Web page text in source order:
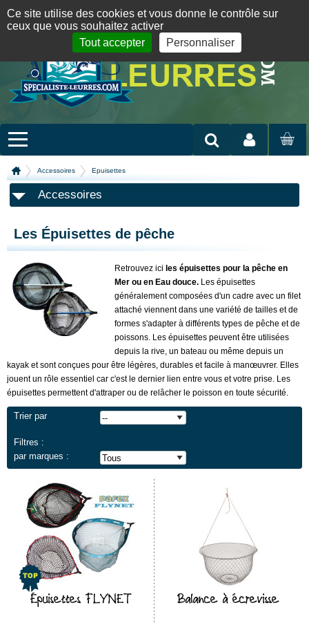
09 72 36 55 01 06 08 07 98 87 English version
MON
Accessoires Epuisettes
Accessoires
Les Épuisettes de pêche
Retrouvez ici les épuisettes pour la pêche en
Mer ou en Eau douce. Les épuisettes
généralement composées d'un cadre avec un filet
attaché viennent dans une variété de tailles et de
formes s'adapter à différents types de pêche et de
poissons. Les épuisettes peuvent être utilisées
depuis la rive, un bateau ou même depuis un
kayak et sont conçues pour être légères, durables et facile à manœuvrer. Elles
jouent un rôle essentiel car c'est le dernier lien entre vous et votre prise. Les
épuisettes permettent d'attraper ou de relâcher le poisson en toute sécurité.
Trier par
Filtres :
par marques :
Épuisettes FLYNET Balance à écrevisse
Panneau de gestion des cookies
Ce site utilise des cookies et vous donne le contrôle sur
ceux que vous souhaitez activer
Tout accepter
Personnaliser